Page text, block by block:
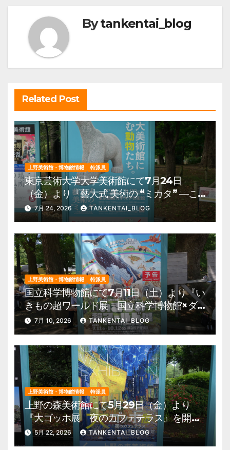
ー
シ
ョ
ン
Bytankentai_blog
Related Post
上野美術館・博物館情報 特派員
東京芸術大学大学美術館にて7月24日
（金）より『藝大式 美術の “ミカタ” ―こ
の夏、藝大生になる―』を開催。 上野公
園 美術館・博物館 混雑情報他
7月 24, 2026 TANKENTAI_BLOG
上野美術館・博物館情報 特派員
国立科学博物館にて7月11日（土）より『い
きもの超ワールド展 国立科学博物館×ダ
ーウィンが来た！』を開催。 上野公園
美術館・博物館 混雑情報他
7月 10, 2026 TANKENTAI_BLOG
上野美術館・博物館情報 特派員
上野の森美術館にて5月29日（金）より
『大ゴッホ展 夜のカフェテラス』を開
催。 上野公園 美術館・博物館 混雑情
報他
5月 22, 2026 TANKENTAI_BLOG